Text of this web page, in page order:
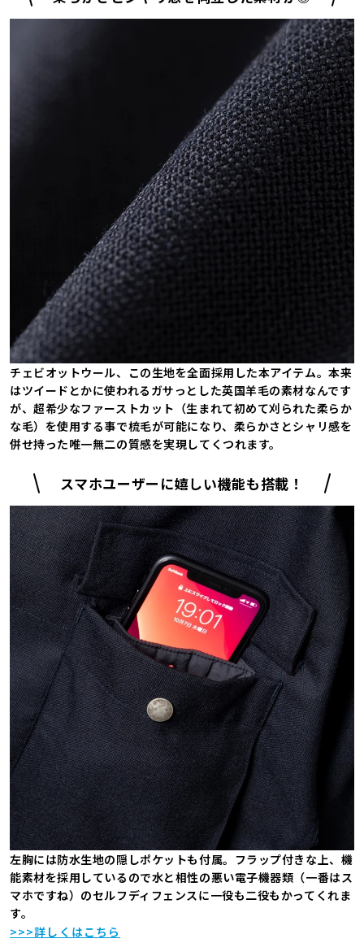
チェビオットウール、この生地を全面採用した本アイテム。本来
はツイードとかに使われるガサっとした英国羊毛の素材なんです
が、超希少なファーストカット（生まれて初めて刈られた柔らか
な毛）を使用する事で梳毛が可能になり、柔らかさとシャリ感を
併せ持った唯一無二の質感を実現してくつれます。
スマホユーザーに嬉しい機能も搭載！
左胸には防水生地の隠しポケットも付属。フラップ付きな上、機
能素材を採用しているので水と相性の悪い電子機器類（一番はス
マホですね）のセルフディフェンスに一役も二役もかってくれま
す。
>>>詳しくはこちら